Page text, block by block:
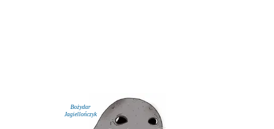
Bożydar
Jagiellończyk